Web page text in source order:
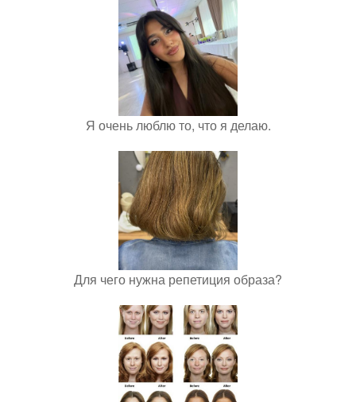
Я очень люблю то, что я делаю.
Для чего нужна репетиция образа?